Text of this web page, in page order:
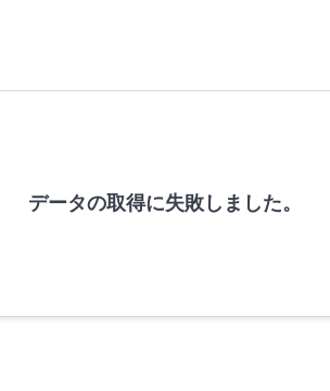
データの取得に失敗しました。